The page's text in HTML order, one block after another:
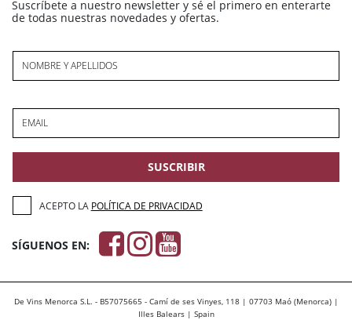
Suscríbete a nuestro newsletter y sé el primero en enterarte
de todas nuestras novedades y ofertas.
NOMBRE Y APELLIDOS
EMAIL
SUSCRIBIR
ACEPTO LA POLÍTICA DE PRIVACIDAD
SÍGUENOS EN:
De Vins Menorca S.L. - B57075665 - Camí de ses Vinyes, 118 | 07703 Maó (Menorca) |
Illes Balears | Spain